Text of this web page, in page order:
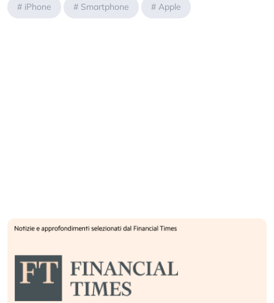
# iPhone # Smartphone # Apple